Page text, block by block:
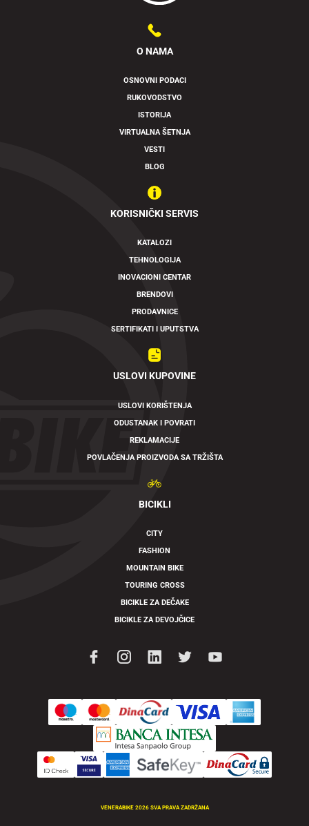
O NAMA
OSNOVNI PODACI
RUKOVODSTVO
ISTORIJA
VIRTUALNA ŠETNJA
VESTI
BLOG
KORISNIČKI SERVIS
KATALOZI
TEHNOLOGIJA
INOVACIONI CENTAR
BRENDOVI
PRODAVNICE
SERTIFIKATI I UPUTSTVA
USLOVI KUPOVINE
USLOVI KORIŠTENJA
ODUSTANAK I POVRATI
REKLAMACIJE
POVLAČENJA PROIZVODA SA TRŽIŠTA
BICIKLI
CITY
FASHION
MOUNTAIN BIKE
TOURING CROSS
BICIKLE ZA DEČAKE
BICIKLE ZA DEVOJČICE
VENERABIKE 2026 SVA PRAVA ZADRŽANA